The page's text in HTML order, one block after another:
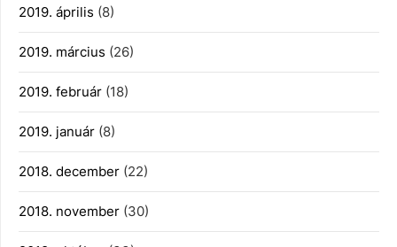
2019. április (8)
2019. március (26)
2019. február (18)
2019. január (8)
2018. december (22)
2018. november (30)